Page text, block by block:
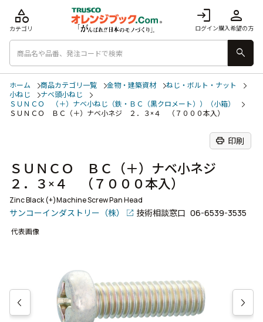
login
ログイン
person
購入希望の方
category
カテゴリ
search
ホーム 商品カテゴリ一覧 金物・建築資材
ねじ・ボルト・ナット
小ねじ
ナベ頭小ねじ
ＳＵＮＣＯ （＋）ナベ小ねじ（鉄・ＢＣ（黒クロメート））（小箱）
ＳＵＮＣＯ ＢＣ（＋）ナベ小ネジ ２．３×４ （７０００本入）
print 印刷
ＳＵＮＣＯ ＢＣ（＋）ナベ小ネジ
２．３×４ （７０００本入）
Zinc Black (+)Machine Screw Pan Head
サンコーインダストリー（株） 技術相談窓口 06-6539-3535
代表画像